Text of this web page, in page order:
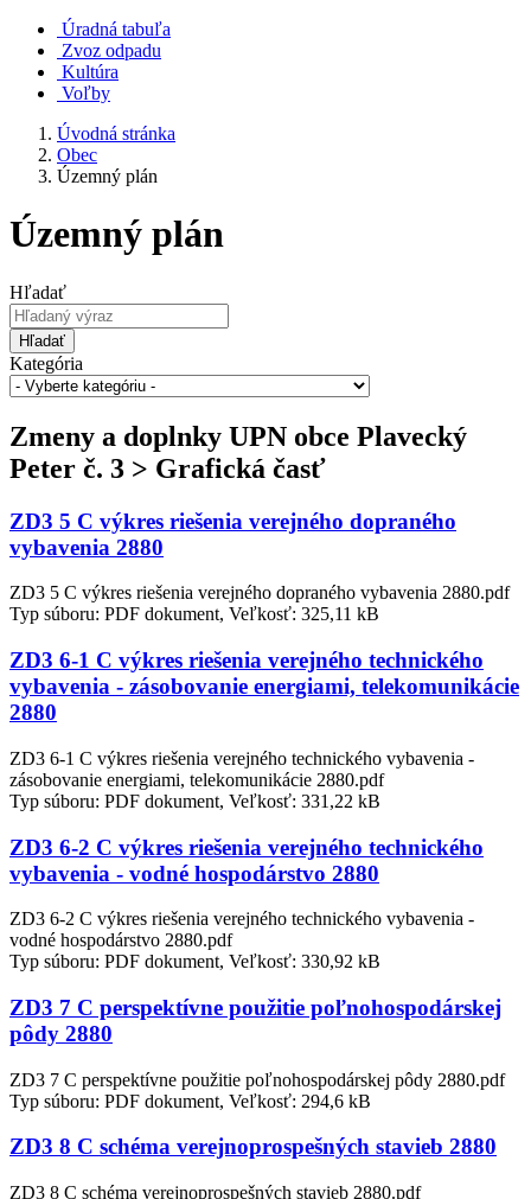
Úradná tabuľa
Zvoz odpadu
Kultúra
Voľby
Úvodná stránka
Obec
Územný plán
Územný plán
Hľadať
Hľadať
Kategória
Zmeny a doplnky UPN obce Plavecký
Peter č. 3 > Grafická časť
ZD3 5 C výkres riešenia verejného dopraného
vybavenia 2880
ZD3 5 C výkres riešenia verejného dopraného vybavenia 2880.pdf
Typ súboru: PDF dokument, Veľkosť: 325,11 kB
ZD3 6-1 C výkres riešenia verejného technického
vybavenia - zásobovanie energiami, telekomunikácie
2880
ZD3 6-1 C výkres riešenia verejného technického vybavenia -
zásobovanie energiami, telekomunikácie 2880.pdf
Typ súboru: PDF dokument, Veľkosť: 331,22 kB
ZD3 6-2 C výkres riešenia verejného technického
vybavenia - vodné hospodárstvo 2880
ZD3 6-2 C výkres riešenia verejného technického vybavenia -
vodné hospodárstvo 2880.pdf
Typ súboru: PDF dokument, Veľkosť: 330,92 kB
ZD3 7 C perspektívne použitie poľnohospodárskej
pôdy 2880
ZD3 7 C perspektívne použitie poľnohospodárskej pôdy 2880.pdf
Typ súboru: PDF dokument, Veľkosť: 294,6 kB
ZD3 8 C schéma verejnoprospešných stavieb 2880
ZD3 8 C schéma verejnoprospešných stavieb 2880.pdf